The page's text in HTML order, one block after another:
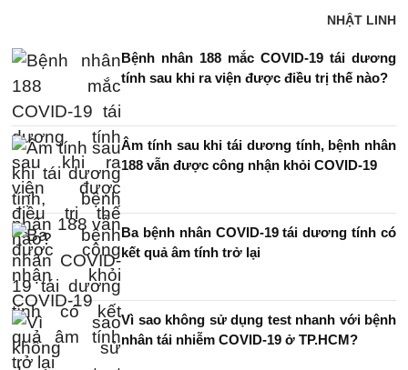
NHẬT LINH
Bệnh nhân 188 mắc COVID-19 tái dương
tính sau khi ra viện được điều trị thế nào?
Âm tính sau khi tái dương tính, bệnh nhân
188 vẫn được công nhận khỏi COVID-19
Ba bệnh nhân COVID-19 tái dương tính có
kết quả âm tính trở lại
Vì sao không sử dụng test nhanh với bệnh
nhân tái nhiễm COVID-19 ở TP.HCM?